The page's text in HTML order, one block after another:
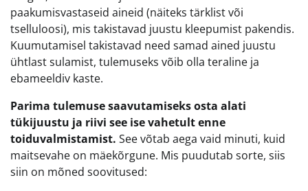
paakumisvastaseid aineid (näiteks tärklist või
tselluloosi), mis takistavad juustu kleepumist pakendis.
Kuumutamisel takistavad need samad ained juustu
ühtlast sulamist, tulemuseks võib olla teraline ja
ebameeldiv kaste.
Parima tulemuse saavutamiseks osta alati
tükijuustu ja riivi see ise vahetult enne
toiduvalmistamist. See võtab aega vaid minuti, kuid
maitsevahe on mäekõrgune. Mis puudutab sorte, siis
siin on mõned soovitused: